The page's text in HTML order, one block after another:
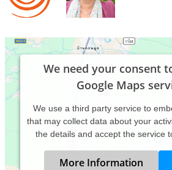
We need your consent
Google Maps
We use a third party service to
that may collect data about your
the details and accept the service
More Information